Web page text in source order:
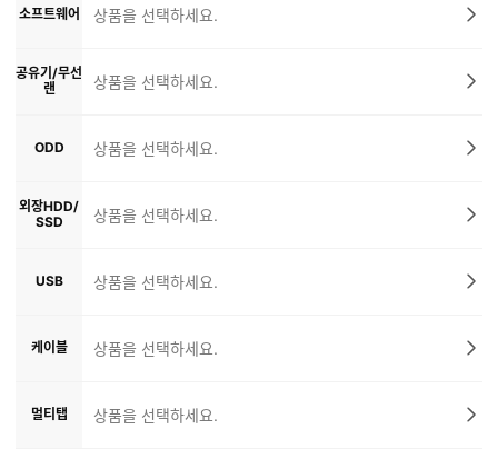
소프트웨어 상품을 선택하세요.
공유기/무선
랜
상품을 선택하세요.
ODD 상품을 선택하세요.
외장HDD/
SSD
상품을 선택하세요.
USB 상품을 선택하세요.
케이블 상품을 선택하세요.
멀티탭 상품을 선택하세요.